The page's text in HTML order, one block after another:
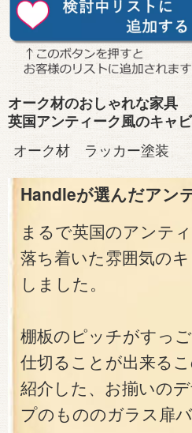
オーク材のおしゃれな家具
英国アンティーク風のキャ
オーク材 ラッカー塗装
Handleが選んだアン
まるで英国のアンテ
落ち着いた雰囲気の
しました。
棚板のピッチがすっ
仕切ることが出来る
紹介した、お揃いの
プのもののガラス扉